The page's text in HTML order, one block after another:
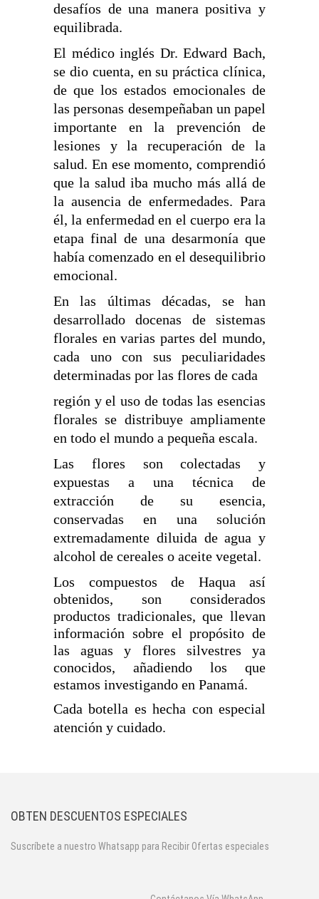
desafíos de una manera positiva y
equilibrada.
El médico inglés Dr. Edward Bach,
se dio cuenta, en su práctica clínica,
de que los estados emocionales de
las personas desempeñaban un papel
importante en la prevención de
lesiones y la recuperación de la
salud. En ese momento, comprendió
que la salud iba mucho más allá de
la ausencia de enfermedades. Para
él, la enfermedad en el cuerpo era la
etapa final de una desarmonía que
había comenzado en el desequilibrio
emocional.
En las últimas décadas, se han
desarrollado docenas de sistemas
florales en varias partes del mundo,
cada uno con sus peculiaridades
determinadas por las flores de cada
región y el uso de todas las esencias
florales se distribuye ampliamente
en todo el mundo a pequeña escala.
Las flores son colectadas y
expuestas a una técnica de
extracción de su esencia,
conservadas en una solución
extremadamente diluida de agua y
alcohol de cereales o aceite vegetal.
Los compuestos de Haqua así
obtenidos, son considerados
productos tradicionales, que llevan
información sobre el propósito de
las aguas y flores silvestres ya
conocidos, añadiendo los que
estamos investigando en Panamá.
Cada botella es hecha con especial
atención y cuidado.
OBTEN DESCUENTOS ESPECIALES
Suscríbete a nuestro Whatsapp para Recibir Ofertas especiales